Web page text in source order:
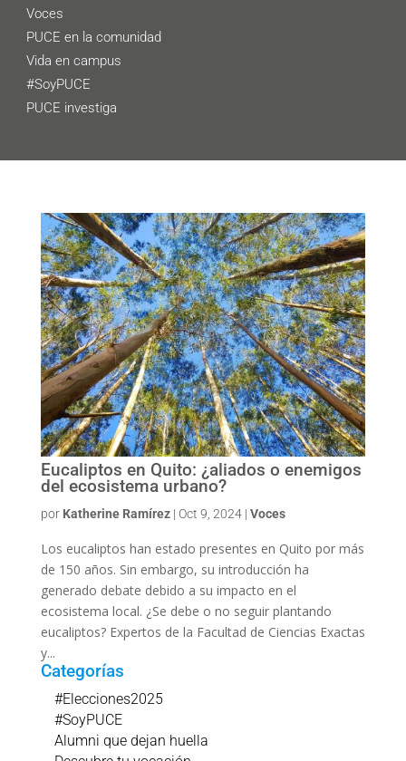
Voces
PUCE en la comunidad
Vida en campus
#SoyPUCE
PUCE investiga
Eucaliptos en Quito: ¿aliados o enemigos
del ecosistema urbano?
por Katherine Ramírez| Oct 9, 2024| Voces
Los eucaliptos han estado presentes en Quito por más
de 150 años. Sin embargo, su introducción ha
generado debate debido a su impacto en el
ecosistema local. ¿Se debe o no seguir plantando
eucaliptos? Expertos de la Facultad de Ciencias Exactas
y...
Categorías
#Elecciones2025
#SoyPUCE
Alumni que dejan huella